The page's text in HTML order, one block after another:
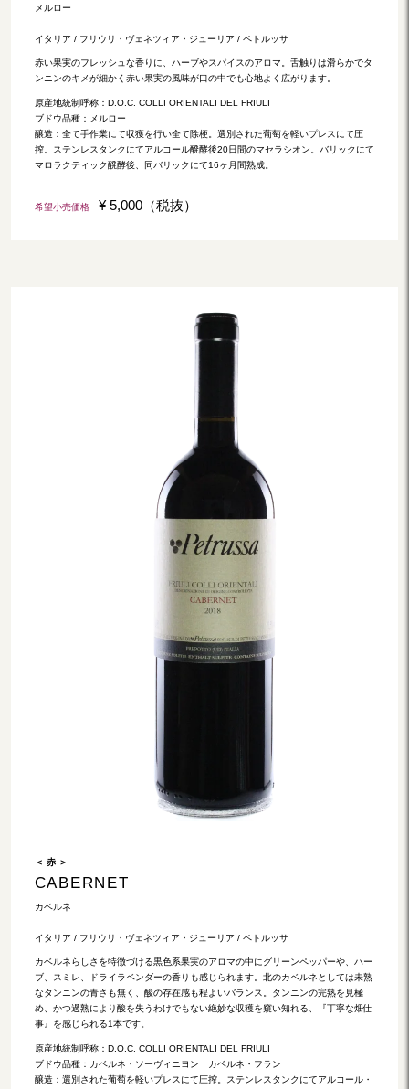
メルロー
イタリア / フリウリ・ヴェネツィア・ジューリア / ペトルッサ
赤い果実のフレッシュな香りに、ハーブやスパイスのアロマ。舌触りは滑らかでタ
ンニンのキメが細かく赤い果実の風味が口の中でも心地よく広がります。
原産地統制呼称：D.O.C. COLLI ORIENTALI DEL FRIULI
ブドウ品種：メルロー
醸造：全て手作業にて収獲を行い全て除梗。選別された葡萄を軽いプレスにて圧
搾。ステンレスタンクにてアルコール醗酵後20日間のマセラシオン。バリックにて
マロラクティック醗酵後、同バリックにて16ヶ月間熟成。
希望小売価格 ¥ 5,000（税抜）
＜ 赤 ＞
CABERNET
カベルネ
イタリア / フリウリ・ヴェネツィア・ジューリア / ペトルッサ
カベルネらしさを特徴づける黒色系果実のアロマの中にグリーンペッパーや、ハー
ブ、スミレ、ドライラベンダーの香りも感じられます。北のカベルネとしては未熟
なタンニンの青さも無く、酸の存在感も程よいバランス。タンニンの完熟を見極
め、かつ過熟により酸を失うわけでもない絶妙な収穫を窺い知れる、『丁寧な畑仕
事』を感じられる1本です。
原産地統制呼称：D.O.C. COLLI ORIENTALI DEL FRIULI
ブドウ品種：カベルネ・ソーヴィニヨン カベルネ・フラン
醸造：選別された葡萄を軽いプレスにて圧搾。ステンレスタンクにてアルコール・